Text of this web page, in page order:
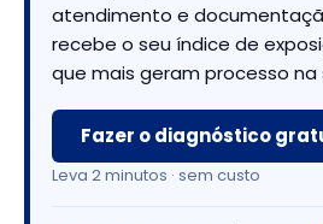
atendimento e
recebe o seu índice de
que mais geram processo na
Fazer o diagnóstico
Leva 2 minutos · sem custo